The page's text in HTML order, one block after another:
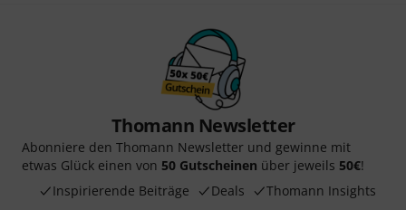
Thomann Newsletter
Abonniere den Thomann Newsletter und gewinne mit
etwas Glück einen von 50 Gutscheinen über jeweils 50€!
Inspirierende Beiträge
Deals Thomann Insights